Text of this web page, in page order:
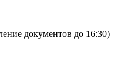
документов до 16:30)